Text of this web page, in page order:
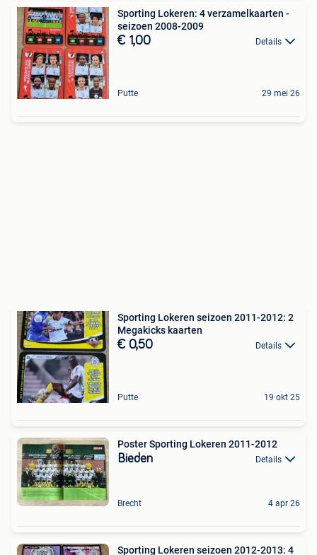
Sporting Lokeren: 4 verzamelkaarten -
seizoen 2008-2009
€ 1,00 Details
Putte 29 mei 26
Sporting Lokeren seizoen 2011-2012: 2
Megakicks kaarten
€ 0,50 Details
Putte 19 okt 25
Poster Sporting Lokeren 2011-2012
Bieden Details
Brecht 4 apr 26
Sporting Lokeren seizoen 2012-2013: 4